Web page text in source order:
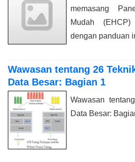
memasang
Mudah
dengan panduan
Wawasan tentang 26
Data Besar: Bagian 1
Wawasan
Data Besar: